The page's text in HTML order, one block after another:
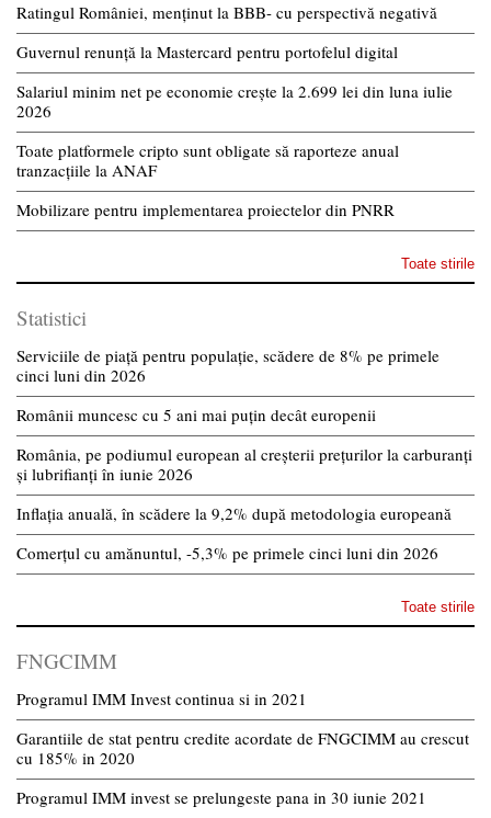
Ratingul României, menținut la BBB- cu perspectivă negativă
Guvernul renunță la Mastercard pentru portofelul digital
Salariul minim net pe economie crește la 2.699 lei din luna iulie
2026
Toate platformele cripto sunt obligate să raporteze anual
tranzacțiile la ANAF
Mobilizare pentru implementarea proiectelor din PNRR
Toate stirile
Statistici
Serviciile de piață pentru populație, scădere de 8% pe primele
cinci luni din 2026
Românii muncesc cu 5 ani mai puțin decât europenii
România, pe podiumul european al creșterii prețurilor la carburanți
și lubrifianți în iunie 2026
Inflația anuală, în scădere la 9,2% după metodologia europeană
Comerțul cu amănuntul, -5,3% pe primele cinci luni din 2026
Toate stirile
FNGCIMM
Programul IMM Invest continua si in 2021
Garantiile de stat pentru credite acordate de FNGCIMM au crescut
cu 185% in 2020
Programul IMM invest se prelungeste pana in 30 iunie 2021